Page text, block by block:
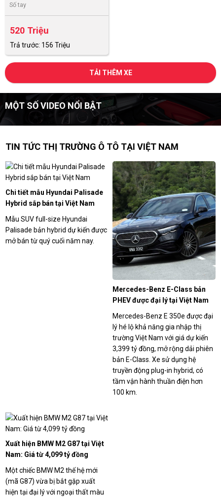
Số tay
520 Triệu
Trả trước: 156 Triệu
TẢI THÊM XE
MỘT SỐ VIDEO NỔI BẬT
TIN TỨC THỊ TRƯỜNG Ô TÔ TẠI VIỆT NAM
Chi tiết mẫu Hyundai Palisade
Hybrid sắp bán tại Việt Nam
Mẫu SUV full-size Hyundai
Palisade bản hybrid dự kiến được
mở bán từ quý cuối năm nay.
Mercedes-Benz E-Class bản
PHEV được đại lý tại Việt Nam
Mercedes-Benz E 350e được đại
lý hé lộ khả năng gia nhập thị
trường Việt Nam với giá dự kiến
3,399 tỷ đồng, mở rộng dải phiên
bản E-Class. Xe sử dụng hệ
truyền động plug-in hybrid, có
tầm vận hành thuần điện hơn
100 km.
Xuất hiện BMW M2 G87 tại Việt
Nam: Giá từ 4,099 tỷ đồng
Một chiếc BMW M2 thế hệ mới
(mã G87) vừa bị bắt gặp xuất
hiện tại đại lý với ngoại thất màu